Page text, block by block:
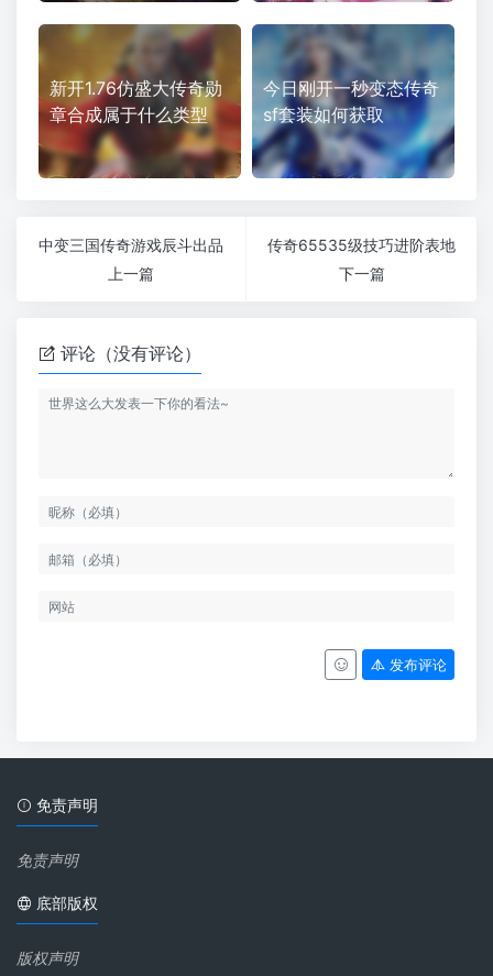
新开1.76仿盛大传奇勋
章合成属于什么类型
今日刚开一秒变态传奇
sf套装如何获取
中变三国传奇游戏辰斗出品
上一篇
传奇65535级技巧进阶表地
下一篇
评论（没有评论）
发布评论
免责声明
免责声明
底部版权
版权声明